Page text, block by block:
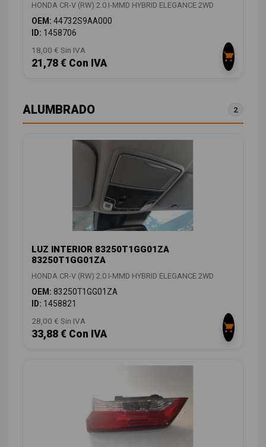
HONDA CR-V (RW) 2.0 I-MMD HYBRID ELEGANCE 2WD
OEM: 44732S9AA000
ID: 1458706
18,00 € Sin IVA
21,78 € Con IVA
ALUMBRADO 2
LUZ INTERIOR 83250T1GG01ZA
83250T1GG01ZA
HONDA CR-V (RW) 2.0 I-MMD HYBRID ELEGANCE 2WD
OEM: 83250T1GG01ZA
ID: 1458821
28,00 € Sin IVA
33,88 € Con IVA